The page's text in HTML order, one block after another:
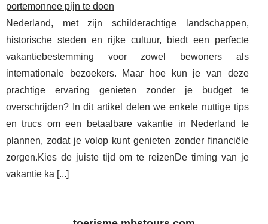
portemonnee pijn te doen
Nederland, met zijn schilderachtige landschappen,
historische steden en rijke cultuur, biedt een perfecte
vakantiebestemming voor zowel bewoners als
internationale bezoekers. Maar hoe kun je van deze
prachtige ervaring genieten zonder je budget te
overschrijden? In dit artikel delen we enkele nuttige tips
en trucs om een betaalbare vakantie in Nederland te
plannen, zodat je volop kunt genieten zonder financiële
zorgen.Kies de juiste tijd om te reizenDe timing van je
vakantie ka [...]